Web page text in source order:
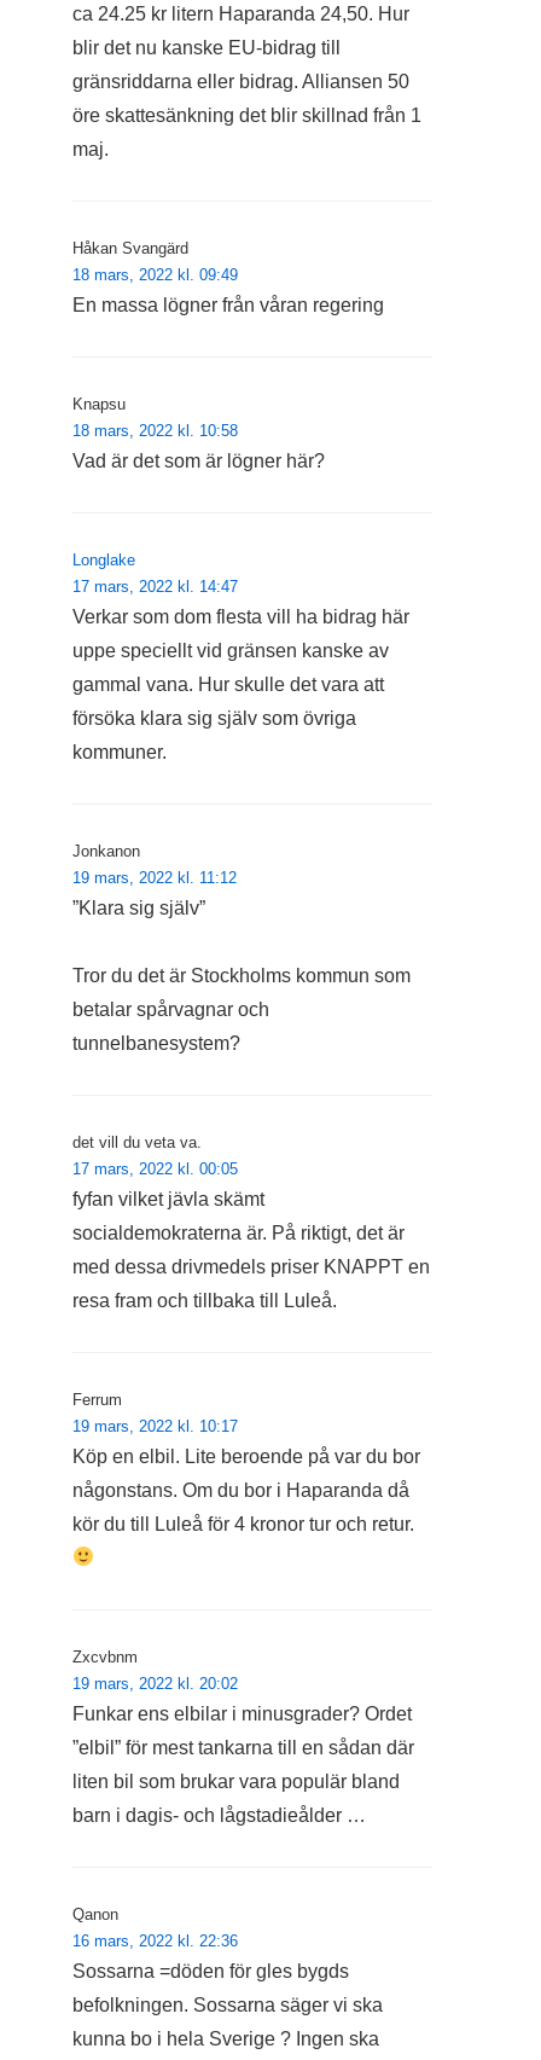
ca 24.25 kr litern Haparanda 24,50. Hur
blir det nu kanske EU-bidrag till
gränsriddarna eller bidrag. Alliansen 50
öre skattesänkning det blir skillnad från 1
maj.
Håkan Svangärd
18 mars, 2022 kl. 09:49
En massa lögner från våran regering
Knapsu
18 mars, 2022 kl. 10:58
Vad är det som är lögner här?
Longlake
17 mars, 2022 kl. 14:47
Verkar som dom flesta vill ha bidrag här
uppe speciellt vid gränsen kanske av
gammal vana. Hur skulle det vara att
försöka klara sig själv som övriga
kommuner.
Jonkanon
19 mars, 2022 kl. 11:12
”Klara sig själv”
Tror du det är Stockholms kommun som
betalar spårvagnar och
tunnelbanesystem?
det vill du veta va.
17 mars, 2022 kl. 00:05
fyfan vilket jävla skämt
socialdemokraterna är. På riktigt, det är
med dessa drivmedels priser KNAPPT en
resa fram och tillbaka till Luleå.
Ferrum
19 mars, 2022 kl. 10:17
Köp en elbil. Lite beroende på var du bor
någonstans. Om du bor i Haparanda då
kör du till Luleå för 4 kronor tur och retur.
Zxcvbnm
19 mars, 2022 kl. 20:02
Funkar ens elbilar i minusgrader? Ordet
”elbil” för mest tankarna till en sådan där
liten bil som brukar vara populär bland
barn i dagis- och lågstadieålder …
Qanon
16 mars, 2022 kl. 22:36
Sossarna =döden för gles bygds
befolkningen. Sossarna säger vi ska
kunna bo i hela Sverige ? Ingen ska